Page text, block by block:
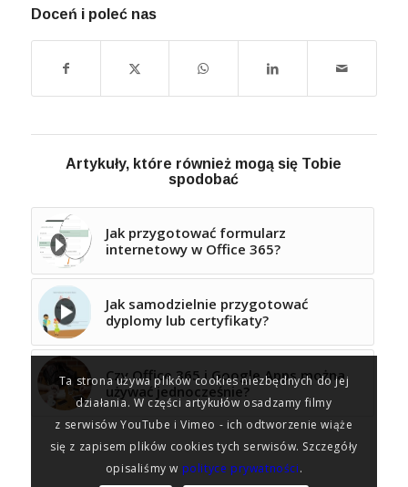
Doceń i poleć nas
Artykuły, które również mogą się Tobie
spodobać
Jak przygotować formularz
internetowy w Office 365?
Jak samodzielnie przygotować
dyplomy lub certyfikaty?
Czy Office 365 i Google Apps można
używać jednocześnie?
Ta strona używa plików cookies niezbędnych do jej
działania. W części artykułów osadzamy filmy
z serwisów YouTube i Vimeo - ich odtworzenie wiąże
się z zapisem plików cookies tych serwisów. Szczegóły
opisaliśmy w polityce prywatności.